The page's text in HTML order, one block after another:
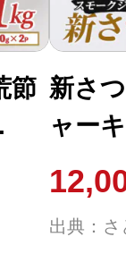
節 新さ
ャー
002)
出典：さ